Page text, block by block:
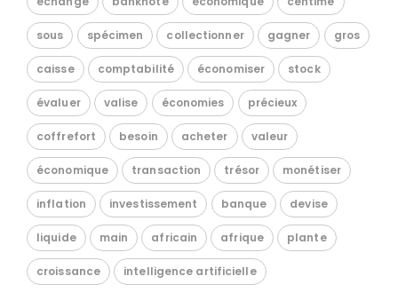
sous spécimen collectionner gagner gros
caisse comptabilité économiser stock
évaluer valise économies précieux
coffrefort besoin acheter valeur
économique transaction trésor monétiser
inflation investissement banque devise
liquide main africain afrique plante
croissance intelligence artificielle